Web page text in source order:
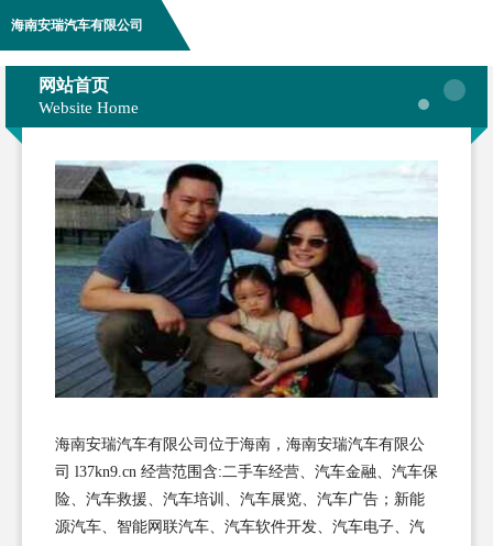
海南安瑞汽车有限公司
网站首页
Website Home
海南安瑞汽车有限公司位于海南，海南安瑞汽车有限公
司 l37kn9.cn 经营范围含:二手车经营、汽车金融、汽车保
险、汽车救援、汽车培训、汽车展览、汽车广告；新能
源汽车、智能网联汽车、汽车软件开发、汽车电子、汽